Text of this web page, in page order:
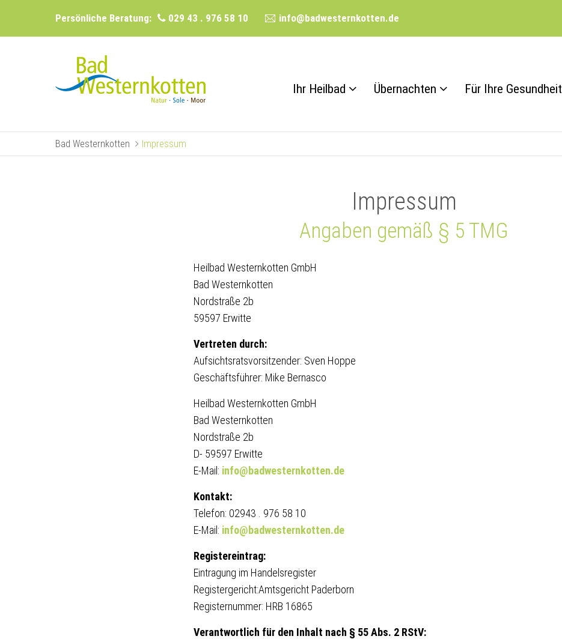
Persönliche Beratung: 029 43 . 976 58 10 info@badwesternkotten.de
Ihr Heilbad Übernachten Für Ihre Gesundheit
Bad Westernkotten Impressum
Impressum
Angaben gemäß § 5 TMG
Heilbad Westernkotten GmbH
Bad Westernkotten
Nordstraße 2b
59597 Erwitte
Vertreten durch:
Aufsichtsratsvorsitzender: Sven Hoppe
Geschäftsführer: Mike Bernasco
Heilbad Westernkotten GmbH
Bad Westernkotten
Nordstraße 2b
D- 59597 Erwitte
E-Mail: info@badwesternkotten.de
Kontakt:
Telefon: 02943 . 976 58 10
E-Mail: info@badwesternkotten.de
Registereintrag:
Eintragung im Handelsregister
Registergericht:Amtsgericht Paderborn
Registernummer: HRB 16865
Verantwortlich für den Inhalt nach § 55 Abs. 2 RStV: